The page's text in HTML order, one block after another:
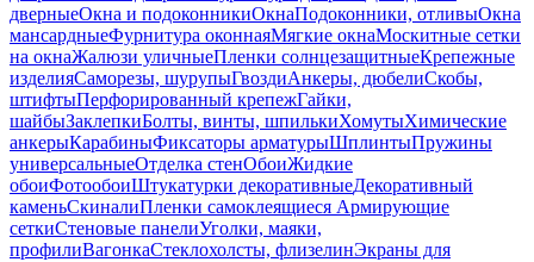
дверныеОкна и подоконникиОкнаПодоконники, отливыОкна
мансардныеФурнитура оконнаяМягкие окнаМоскитные сетки
на окнаЖалюзи уличныеПленки солнцезащитныеКрепежные
изделияСаморезы, шурупыГвоздиАнкеры, дюбелиСкобы,
штифтыПерфорированный крепежГайки,
шайбыЗаклепкиБолты, винты, шпилькиХомутыХимические
анкерыКарабиныФиксаторы арматурыШплинтыПружины
универсальныеОтделка стенОбоиЖидкие
обоиФотообоиШтукатурки декоративныеДекоративный
каменьСкиналиПленки самоклеящиеся Армирующие
сеткиСтеновые панелиУголки, маяки,
профилиВагонкаСтеклохолсты, флизелинЭкраны для